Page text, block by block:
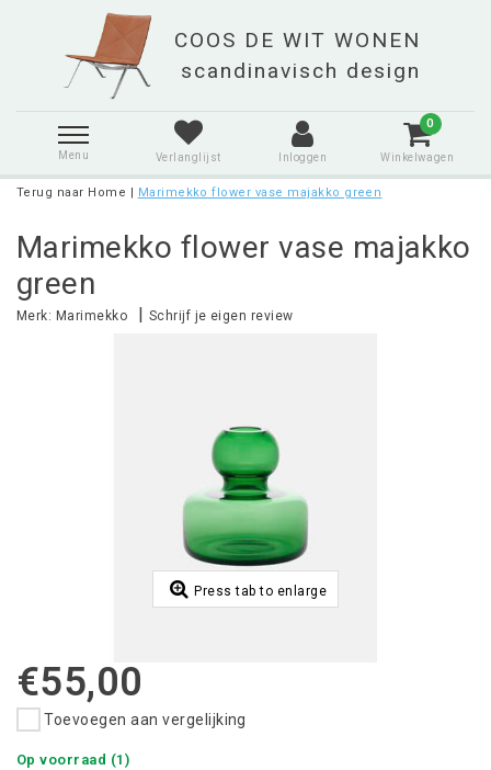
Menu Verlanglijst Inloggen
0
Winkelwagen
Terug naar Home | Marimekko flower vase majakko green
Marimekko flower vase majakko
green
Merk: Marimekko | Schrijf je eigen review
Press tab to enlarge
€55,00
Toevoegen aan vergelijking
Op voorraad (1)